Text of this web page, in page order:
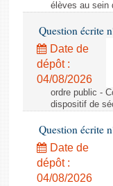
élèves au sein
Question écrite
Date de
dépôt :
04/08/2026
ordre public -
dispositif de
Question écrite
Date de
dépôt :
04/08/2026